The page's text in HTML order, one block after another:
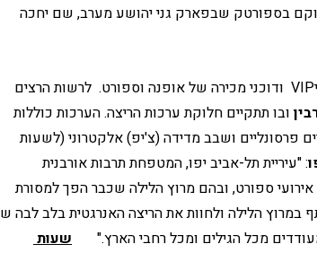
VIP
ובו תתקיים חלוקת ערכות הריצה. הערכות כוללות
חולצה מנדפת זיעה, מספר חזה שנבחר על ידי הרץ, אייקונים ומסרים פרסונליים ושבב מדידה (צ'יפ) אלקטרוני (לשעות
: "עיריית תל-אביב יפו, המטפחת תרבות אורבנית
אקטיבית ואורח חיים בריא, משקיעה כ-4.7  מיליון ₪ בשנה בקיום אירועי ספורט, ובהם מרוץ הלילה שכבר הפך למסורת
מכל הגילים ומכל רחבי הארץ."